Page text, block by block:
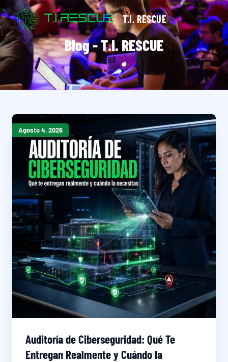
T.I. RESCUE
Blog - T.I. RESCUE
Agosto 4, 2026
Auditoría de Ciberseguridad: Qué Te
Entregan Realmente y Cuándo la